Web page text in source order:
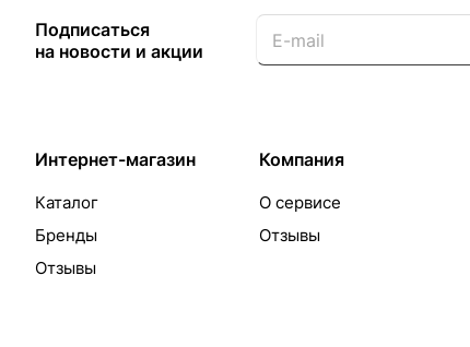
Подписаться
на новости и акции
Интернет-магазин
Каталог
Бренды
Отзывы
Компания
О сервисе
Отзывы